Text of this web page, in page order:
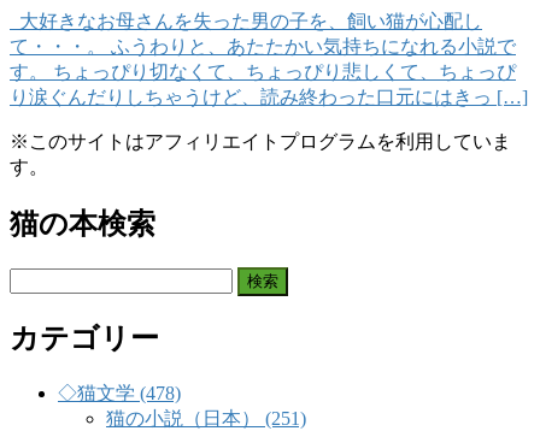
大好きなお母さんを失った男の子を、飼い猫が心配し
て・・・。 ふうわりと、あたたかい気持ちになれる小説で
す。 ちょっぴり切なくて、ちょっぴり悲しくて、ちょっぴ
り涙ぐんだりしちゃうけど、読み終わった口元にはきっ […]
※このサイトはアフィリエイトプログラムを利用していま
す。
猫の本検索
カテゴリー
◇猫文学 (478)
猫の小説（日本） (251)